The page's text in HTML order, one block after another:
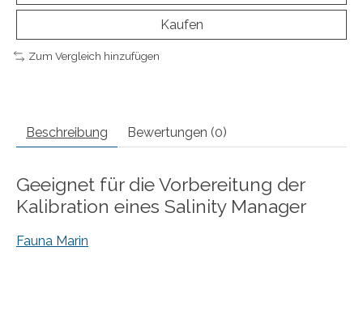
Kaufen
Zum Vergleich hinzufügen
Beschreibung Bewertungen (0)
Geeignet für die Vorbereitung der
Kalibration eines Salinity Manager
Fauna Marin